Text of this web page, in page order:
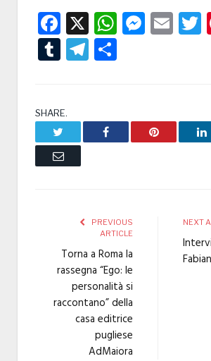
Facebook
X
TumblrTelegram
SHARE.
Facebook Pinterest
Email
PREVIOUS
ARTICLE
Torna a Roma la
rassegna “Ego: le
personalità si
raccontano” della
casa editrice
pugliese
AdMaiora
NEXT